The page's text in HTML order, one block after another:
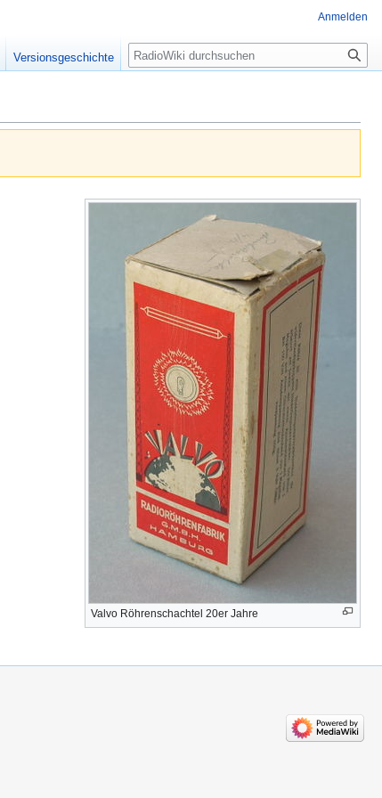
Valvo Röhrenschachtel 20er Jahre
Anmelden
Versionsgeschichte Suche